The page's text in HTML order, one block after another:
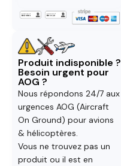
Produit indisponible ?
Besoin urgent pour
AOG ?
Nous répondons 24/7 aux
urgences AOG (Aircraft
On Ground) pour avions
& hélicoptères.
Vous ne trouvez pas un
produit ou il est en